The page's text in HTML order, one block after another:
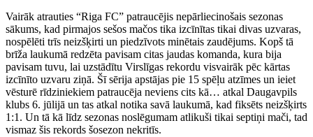
Vairāk atrauties “Riga FC” patraucējis nepārliecinošais sezonas
sākums, kad pirmajos sešos mačos tika izcīnītas tikai divas uzvaras,
nospēlēti trīs neizšķirti un piedzīvots minētais zaudējums. Kopš tā
brīža laukumā redzēta pavisam citas jaudas komanda, kura bija
pavisam tuvu, lai uzstādītu Virslīgas rekordu visvairāk pēc kārtas
izcīnīto uzvaru ziņā. Šī sērija apstājas pie 15 spēļu atzīmes un ieiet
vēsturē rīdziniekiem patraucēja neviens cits kā… atkal Daugavpils
klubs 6. jūlijā un tas atkal notika savā laukumā, kad fiksēts neizšķirts
1:1. Un tā kā līdz sezonas noslēgumam atlikuši tikai septiņi mači, tad
vismaz šis rekords šosezon nekritīs.